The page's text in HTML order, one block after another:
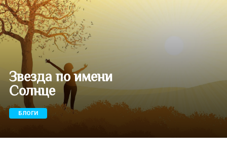
Звезда по имени
Солнце
БЛОГИ